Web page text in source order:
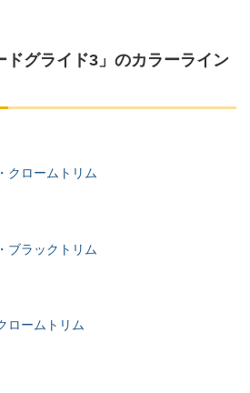
ドグライド3」のカラーライン
クロームトリム
ブラックトリム
ロームトリム